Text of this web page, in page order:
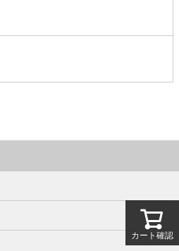
カート確認